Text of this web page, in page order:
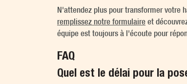
N'attendez plus pour transformer votre
remplissez notre formulaire et
équipe est toujours à l'écoute pour
FAQ
Quel est le délai pour la